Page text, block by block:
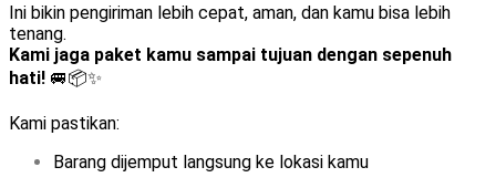
Ini bikin pengiriman lebih cepat, aman, dan kamu bisa lebih
tenang.
Kami jaga paket kamu sampai tujuan dengan sepenuh
hati! 🚐📦✨
Kami pastikan:
Barang dijemput langsung ke lokasi kamu